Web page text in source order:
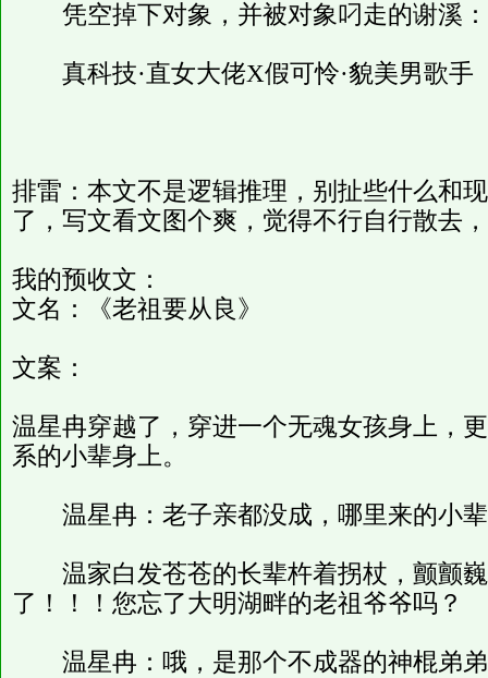
凭空掉下对象，并被对象叼走的谢溪：
真科技·直女大佬X假可怜·貌美男歌手
排雷：本文不是逻辑推理，别扯些什么和
了，写文看文图个爽，觉得不行自行散去
我的预收文：
文名：《老祖要从良》
文案：
温星冉穿越了，穿进一个无魂女孩身上，
系的小辈身上。
温星冉：老子亲都没成，哪里来的小
温家白发苍苍的长辈杵着拐杖，颤颤巍
了！！！您忘了大明湖畔的老祖爷爷吗？
温星冉：哦，是那个不成器的神棍弟